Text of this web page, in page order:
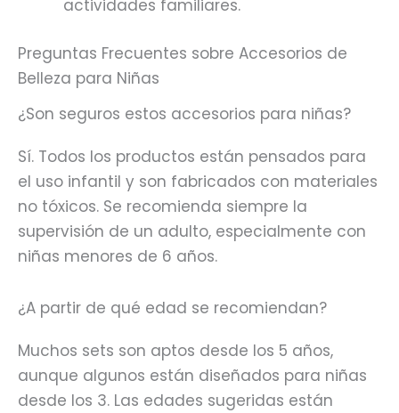
actividades familiares.
Preguntas Frecuentes sobre Accesorios de
Belleza para Niñas
¿Son seguros estos accesorios para niñas?
Sí. Todos los productos están pensados para
el uso infantil y son fabricados con materiales
no tóxicos. Se recomienda siempre la
supervisión de un adulto, especialmente con
niñas menores de 6 años.
¿A partir de qué edad se recomiendan?
Muchos sets son aptos desde los 5 años,
aunque algunos están diseñados para niñas
desde los 3. Las edades sugeridas están